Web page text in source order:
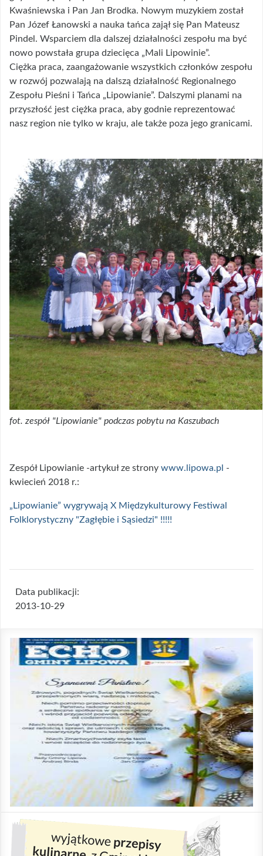
Kwaśniewska i Pan Jan Brodka. Nowym muzykiem został
Pan Józef Łanowski a nauka tańca zajął się Pan Mateusz
Pindel. Wsparciem dla dalszej działalności zespołu ma być
nowo powstała grupa dziecięca „Mali Lipowinie”.
Ciężka praca, zaangażowanie wszystkich członków zespołu
w rozwój pozwalają na dalszą działalność Regionalnego
Zespołu Pieśni i Tańca „Lipowianie”. Dalszymi planami na
przyszłość jest ciężka praca, aby godnie reprezentować
nasz region nie tylko w kraju, ale także poza jego granicami.
fot. zespół "Lipowianie" podczas pobytu na Kaszubach
Zespół Lipowianie -artykuł ze strony www.lipowa.pl -
kwiecień 2018 r.:
„Lipowianie” wygrywają X Międzykulturowy Festiwal
Folklorystyczny "Zagłębie i Sąsiedzi" !!!!!
Data publikacji:
2013-10-29